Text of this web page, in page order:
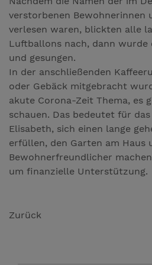
verstorbenen Bewohnerinnen
verlesen waren, blickten alle
Luftballons nach, dann wurde
und gesungen.
In der anschließenden
oder Gebäck mitgebracht
akute Corona-Zeit Thema, es
schauen. Das bedeutet für das
Elisabeth, sich einen lange
erfüllen, den Garten am Haus
Bewohnerfreundlicher
um finanzielle Unterstützung.
Zurück